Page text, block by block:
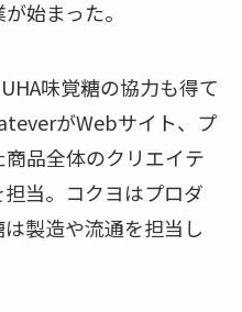
始まった。
味覚糖の協力も得て
がWebサイト、プ
品全体のクリエイテ
当。コクヨはプロダ
製造や流通を担当し